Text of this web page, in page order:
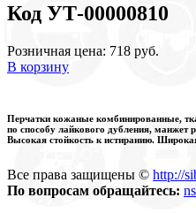
Код УТ-00000810
Розничная цена: 718 руб.
В корзину
Перчатки кожаные комбинированные,
по способу лайкового дубления,
Высокая стойкость к истиранию.
Все права защищены © http://
По вопросам обращайтесь: